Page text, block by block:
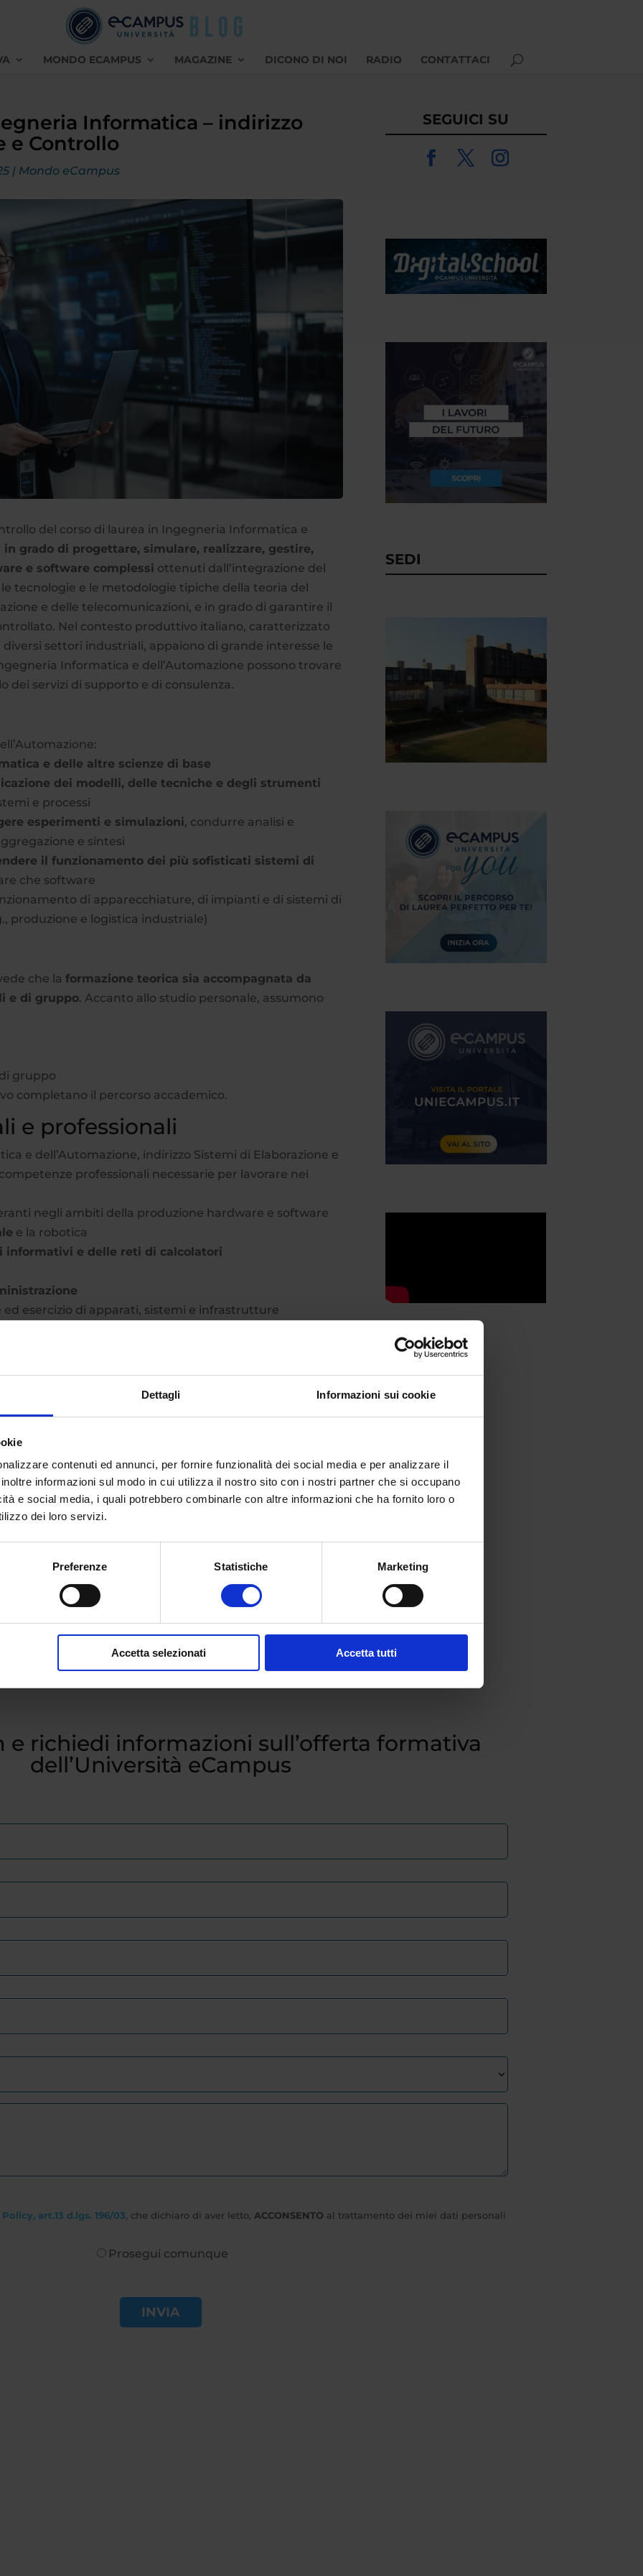
Dettagli Informazioni sui cookie
contenuti ed annunci, per fornire funzionalità dei social media e per analizzare il
informazioni sul modo in cui utilizza il nostro sito con i nostri partner che si occupano
e social media, i quali potrebbero combinarle con altre informazioni che ha fornito loro o
dei loro servizi.
Preferenze Statistiche Marketing
Accetta selezionati Accetta tutti
MONDO ECAMPUS MAGAZINE DICONO DI NOI RADIO CONTATTACI
Informatica – indirizzo
e Controllo
| Mondo eCampus
del corso di laurea in Ingegneria Informatica e
grado di progettare, simulare, realizzare, gestire,
e software complessi ottenuti dall’integrazione del
tecnologie e le metodologie tipiche della teoria del
e delle telecomunicazioni, e in grado di garantire il
Nel contesto produttivo italiano, caratterizzato
settori industriali, appaiono di grande interesse le
Informatica e dell’Automazione possono trovare
dei servizi di supporto e di consulenza.
e delle altre scienze di base
dei modelli, delle tecniche e degli strumenti
e processi
esperimenti e simulazioni, condurre analisi e
e sintesi
il funzionamento dei più sofisticati sistemi di
che software
di apparecchiature, di impianti e di sistemi di
produzione e logistica industriale)
che laformazione teorica sia accompagnata da
e di gruppo. Accanto allo studio personale, assumono
gruppo
completano il percorso accademico.
e professionali
e dell’Automazione, indirizzo Sistemi di Elaborazione e
professionali necessarie per lavorare nei
negli ambiti della produzione hardware e software
e la robotica
informativi e delle reti di calcolatori
esercizio di apparati, sistemi e infrastrutture
informazioni e la loro utilizzazione in applicazioni
di realizzazione di architetture complesse, di sistemi
che integrino componenti informatici,
la produzione, l’installazione, il collaudo, la
linee e reparti di produzione e sistemi complessi
laurea triennale inIngegneria Informatica e
e Controllo
SEGUICI SU
SEDI
e richiedi informazioni sull’offerta formativa
dell’Università eCampus
art.13 d.lgs. 196/03 , che dichiaro di aver letto, ACCONSENTO al trattamento dei miei dati personali
Prosegui comunque